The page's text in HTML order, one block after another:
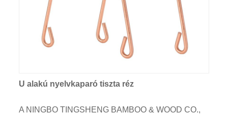
U alakú nyelvkaparó tiszta réz
A NINGBO TINGSHENG BAMBOO & WOOD CO.,